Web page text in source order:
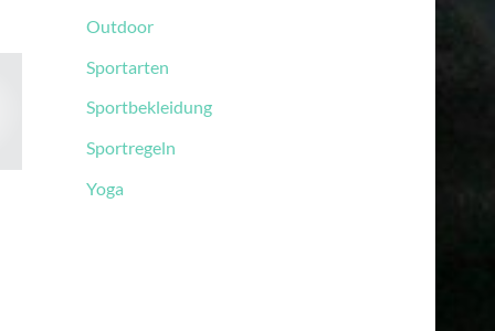
Outdoor
Sportarten
Sportbekleidung
Sportregeln
Yoga